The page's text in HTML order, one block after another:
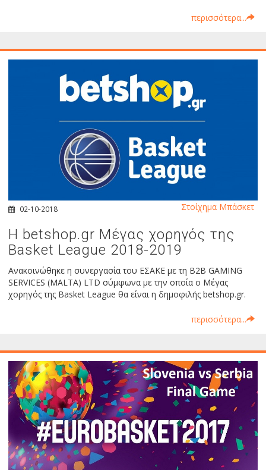
περισσότερα...
02-10-2018
Η betshop.gr Μέγας χορηγός της
Basket League 2018-2019
Ανακοινώθηκε η συνεργασία του ΕΣΑΚΕ με τη B2B GAMING
SERVICES (MALTA) LTD σύμφωνα με την οποία ο Μέγας
χορηγός της Basket League θα είναι η δημοφιλής betshop.gr.
περισσότερα...
Στοίχημα Μπάσκετ